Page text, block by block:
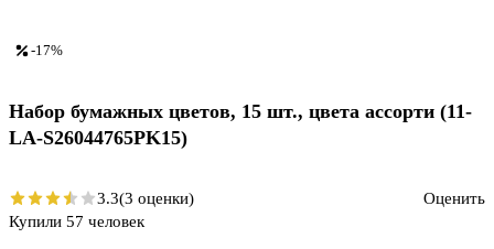
-17%
Набор бумажных цветов, 15 шт., цвета ассорти (11-
LA-S26044765PK15)
3.3(3 оценки)
Оценить
Купили 57 человек